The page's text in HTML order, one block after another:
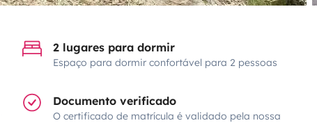
2 lugares para dormir
Espaço para dormir confortável para 2 pessoas
Documento verificado
O certificado de matrícula é validado pela nossa